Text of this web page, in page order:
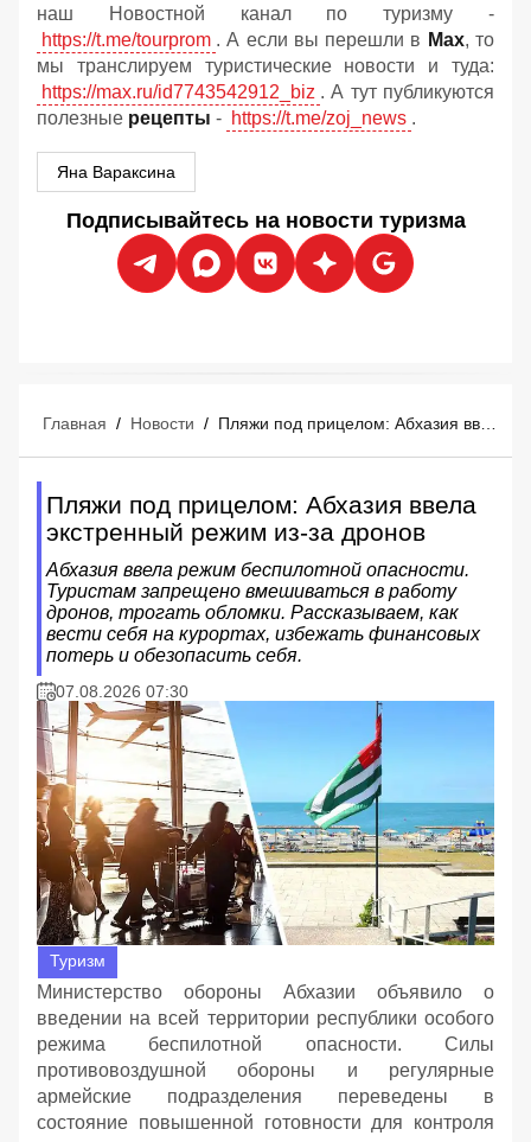
наш Новостной канал по туризму -
https://t.me/tourprom . А если вы перешли в Мах, то
мы транслируем туристические новости и туда:
https://max.ru/id7743542912_biz . А тут публикуются
полезные рецепты - https://t.me/zoj_news .
Яна Вараксина
Подписывайтесь на новости туризма
Главная / Новости / Пляжи под прицелом: Абхазия ввела экстренный режим из-за дронов
Пляжи под прицелом: Абхазия ввела
экстренный режим из-за дронов
Абхазия ввела режим беспилотной опасности.
Туристам запрещено вмешиваться в работу
дронов, трогать обломки. Рассказываем, как
вести себя на курортах, избежать финансовых
потерь и обезопасить себя.
07.08.2026 07:30
Туризм
Министерство обороны Абхазии объявило о
введении на всей территории республики особого
режима беспилотной опасности. Силы
противовоздушной обороны и регулярные
армейские подразделения переведены в
состояние повышенной готовности для контроля